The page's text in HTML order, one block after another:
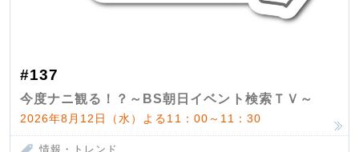
#137
今度ナニ観る！？～BS朝日イベント検索ＴＶ～
2026年8月12日（水）よる11：00～11：30
情報・トレンド